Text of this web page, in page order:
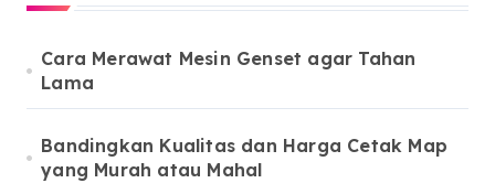
Cara Merawat Mesin Genset agar Tahan
Lama
Bandingkan Kualitas dan Harga Cetak Map
yang Murah atau Mahal